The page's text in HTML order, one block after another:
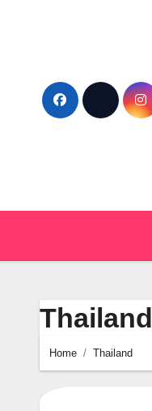
Thailand
Home Thailand